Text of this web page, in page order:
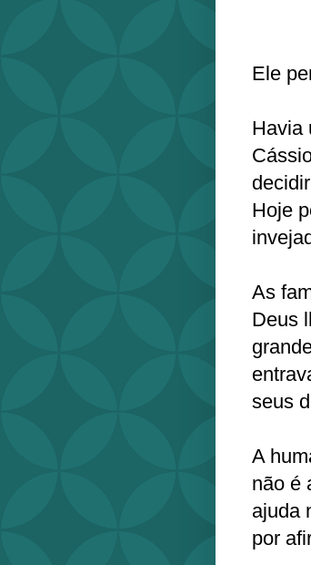
Ele
Havia
Hoje
As
Deus
seus
A
não é
ajuda
por